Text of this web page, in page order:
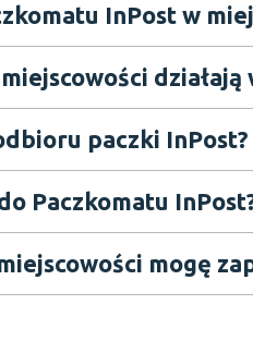
InPost w
Czy Paczkomaty
paczki InPost?
Paczkomatu
Czy w punktach